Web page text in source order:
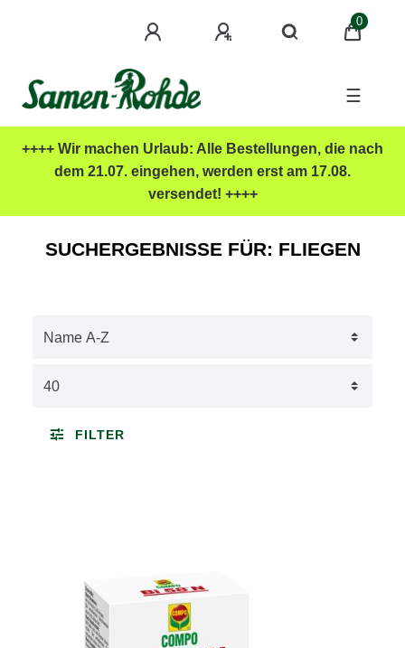
0
☰
++++ Wir machen Urlaub: Alle Bestellungen, die nach
dem 21.07. eingehen, werden erst am 17.08.
versendet! ++++
SUCHERGEBNISSE FÜR: FLIEGEN
FILTER